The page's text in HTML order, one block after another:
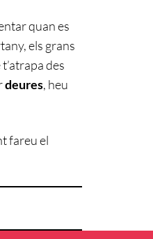
quan es
els grans
des
deures, heu
fareu el